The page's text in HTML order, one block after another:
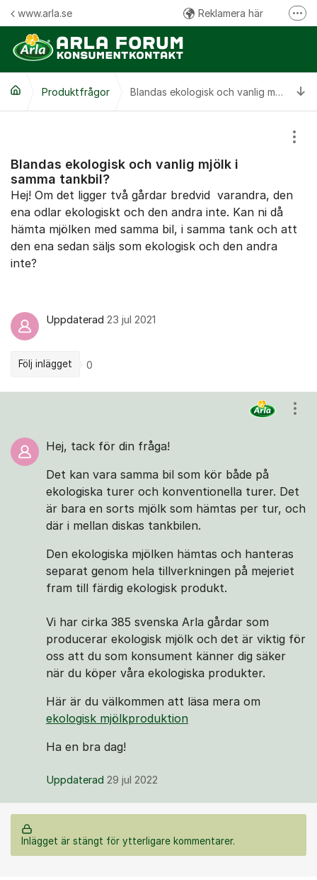
Hoppa till innehåll
www.arla.se Reklamera här
Följ oss på Facebook
Kommentarsregler
Produktfrågor Blandas ekologisk och vanlig mjölk i samma tankbil?
Blandas ekologisk och vanlig mjölk i
samma tankbil?
Hej! Om det ligger två gårdar bredvid varandra, den
ena odlar ekologiskt och den andra inte. Kan ni då
hämta mjölken med samma bil, i samma tank och att
den ena sedan säljs som ekologisk och den andra
inte?
Uppdaterad 23 jul 2021
Följ inlägget 0
Hej, tack för din fråga!
Det kan vara samma bil som kör både på
ekologiska turer och konventionella turer. Det
är bara en sorts mjölk som hämtas per tur, och
där i mellan diskas tankbilen.
Den ekologiska mjölken hämtas och hanteras
separat genom hela tillverkningen på mejeriet
fram till färdig ekologisk produkt.
Vi har cirka 385 svenska Arla gårdar som
producerar ekologisk mjölk och det är viktig för
oss att du som konsument känner dig säker
när du köper våra ekologiska produkter.
Här är du välkommen att läsa mera om
ekologisk mjölkproduktion
Ha en bra dag!
Uppdaterad 29 jul 2022
Inlägget är stängt för ytterligare kommentarer.